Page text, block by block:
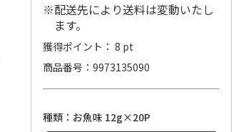
※配送先により送料は変動いたし
ます。
獲得ポイント： 8 pt
商品番号
9973135090
種類：お魚味 12g×20P